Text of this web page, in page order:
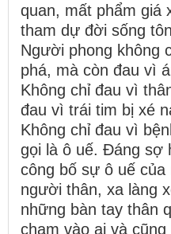
quan, mất phẩm giá
tham dự đời sống
Người phong không
phá, mà còn đau vì
Không chỉ đau vì
đau vì trái tim bị xé
Không chỉ đau vì
gọi là ô uế. Đáng sợ
công bố sự ô uế
người thân, xa làng
những bàn tay thân
chạm vào ai và